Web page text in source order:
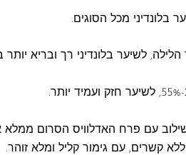
בלונדיני מכל הסוגים.
לשיער בלונדיני רך ובריא
עם פרח האדלוויס הסרום
קשרים, עם גימור קליל ומלא זוהר.